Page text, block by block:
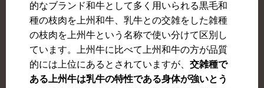
的なブランド和牛として多く用いられる黒毛和
種の枝肉を上州和牛、乳牛との交雑をした雑種
の枝肉を上州牛という名称で使い分けて区別し
ています。上州牛に比べて上州和牛の方が品質
的には上位にあるとされていますが、 交雑種で
ある上州牛は乳牛の特性である身体が強いとう